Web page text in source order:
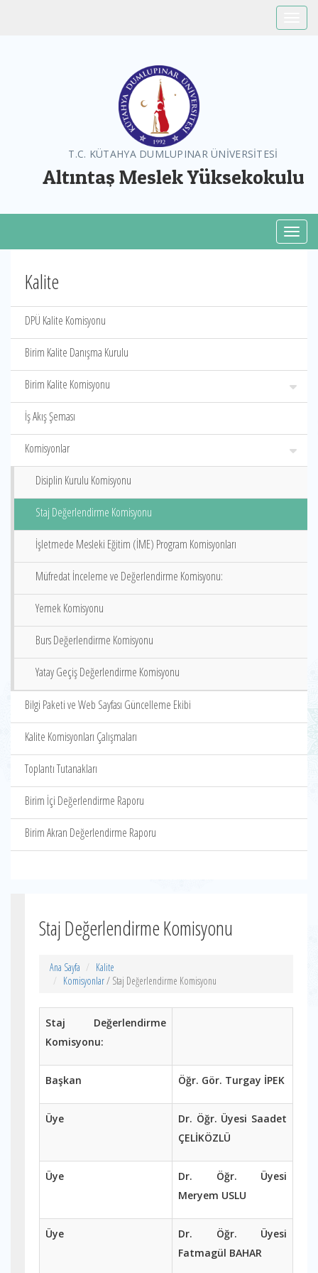
T.C. KÜTAHYA DUMLUPINAR ÜNİVERSİTESİ
Altıntaş Meslek Yüksekokulu
Kalite
DPÜ Kalite Komisyonu
Birim Kalite Danışma Kurulu
Birim Kalite Komisyonu
İş Akış Şeması
Komisyonlar
Disiplin Kurulu Komisyonu
Staj Değerlendirme Komisyonu
İşletmede Mesleki Eğitim (İME) Program Komisyonları
Müfredat İnceleme ve Değerlendirme Komisyonu:
Yemek Komisyonu
Burs Değerlendirme Komisyonu
Yatay Geçiş Değerlendirme Komisyonu
Bilgi Paketi ve Web Sayfası Güncelleme Ekibi
Kalite Komisyonları Çalışmaları
Toplantı Tutanakları
Birim İçi Değerlendirme Raporu
Birim Akran Değerlendirme Raporu
Staj Değerlendirme Komisyonu
Ana Sayfa
Kalite
Komisyonlar/ Staj Değerlendirme Komisyonu
Staj Değerlendirme
Komisyonu:
Başkan Öğr. Gör. Turgay İPEK
Üye
Dr. Öğr. Üyesi Saadet
ÇELİKÖZLÜ
Üye
Dr. Öğr. Üyesi
Meryem USLU
Üye
Dr. Öğr. Üyesi
Fatmagül BAHAR